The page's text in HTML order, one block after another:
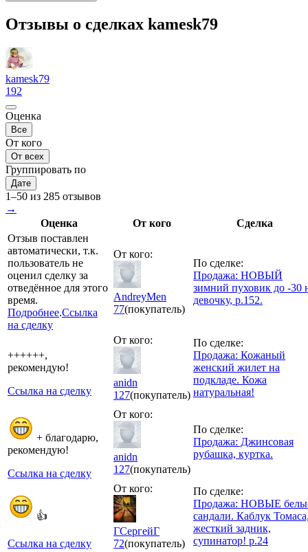
Отзывы о сделках kamesk79
kamesk79
192
Оценка
Все
От кого
От всех
Группировать по
Дате
1–50 из 285 отзывов
→
Оценка
От кого
Сделка
Отзыв поставлен
автоматически, т.к.
пользователь не
оценил сделку за
отведённое для этого
время.
Подробнее.Ссылка
на сделку
От кого:
AndreyMen
77(покупатель)
По сделке:
Продажа: НОВЫЙ
зимний пуховик до -30
девочку, р.152.
++++++,
рекомендую!
Ссылка на сделку
От кого:
anidn
127(покупатель)
По сделке:
Продажа: Кожаный
женский жилет на
подкладе. Кожа
натуральная!
+ благодарю,
рекомендую!
Ссылка на сделку
От кого:
anidn
127(покупатель)
По сделке:
Продажа: Джинсовая
рубашка, куртка.
👍
Ссылка на сделку
От кого:
ГСергейГ
72(покупатель)
По сделке:
Продажа: НОВЫЕ
сандали. Каблук
жесткий задник,
супинатор! р.24